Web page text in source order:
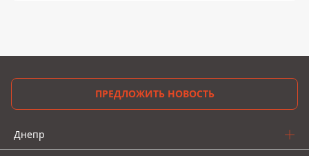
ПРЕДЛОЖИТЬ НОВОСТЬ
Днепр